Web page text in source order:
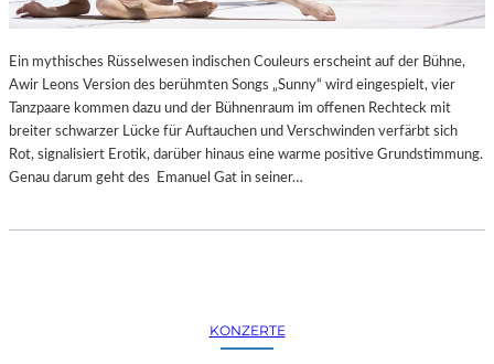
Ein mythisches Rüsselwesen indischen Couleurs erscheint auf der Bühne,
Awir Leons Version des berühmten Songs „Sunny“ wird eingespielt, vier
Tanzpaare kommen dazu und der Bühnenraum im offenen Rechteck mit
breiter schwarzer Lücke für Auftauchen und Verschwinden verfärbt sich
Rot, signalisiert Erotik, darüber hinaus eine warme positive Grundstimmung.
Genau darum geht des Emanuel Gat in seiner…
KONZERTE